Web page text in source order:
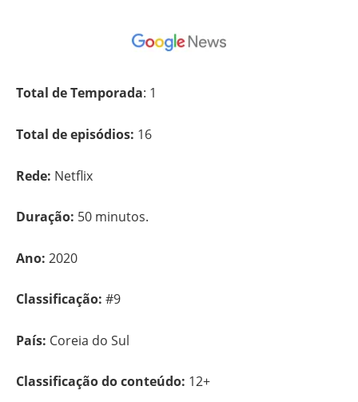
Total de Temporada: 1
Total de episódios: 16
Rede: Netflix
Duração: 50 minutos.
Ano: 2020
Classificação: #9
País: Coreia do Sul
Classificação do conteúdo: 12+